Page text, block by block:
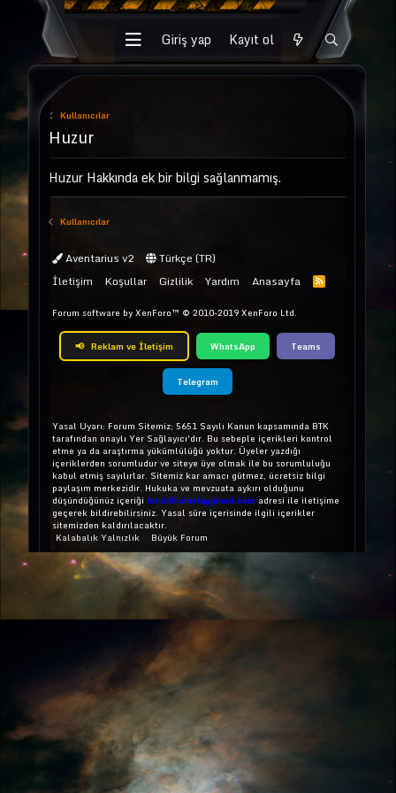
Giriş yap Kayıt ol
Kullanıcılar
Huzur
Huzur Hakkında ek bir bilgi sağlanmamış.
Kullanıcılar
Aventarius v2
Türkçe (TR)
İletişim
Koşullar Gizlilik Yardım Anasayfa
Forum software by XenForo™ © 2010-2019 XenForo Ltd.
📢 Reklam ve İletişim WhatsApp Teams
Telegram
Yasal Uyarı: Forum Sitemiz; 5651 Sayılı Kanun kapsamında BTK
tarafından onaylı Yer Sağlayıcı'dır. Bu sebeple içerikleri kontrol
etme ya da araştırma yükümlülüğü yoktur. Üyeler yazdığı
içeriklerden sorumludur ve siteye üye olmak ile bu sorumluluğu
kabul etmiş sayılırlar. Sitemiz kar amacı gütmez, ücretsiz bilgi
paylaşım merkezidir. Hukuka ve mevzuata aykırı olduğunu
düşündüğünüz içeriği forumhizmeti@gmail.com adresi ile iletişime
geçerek bildirebilirsiniz. Yasal süre içerisinde ilgili içerikler
sitemizden kaldırılacaktır.
Kalabalık Yalnızlık
Büyük Forum